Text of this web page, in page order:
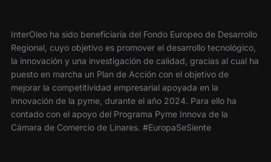
InterOleo ha sido beneficiaria del Fondo Europeo de Desarrollo
Regional, cuyo objetivo es promover el desarrollo tecnológico,
la innovación y una investigación de calidad, gracias al cual ha
puesto en marcha un Plan de Acción con el objetivo de
mejorar la competitividad empresarial apoyada en la
innovación de la pyme, durante el año 2024. Para ello ha
contado con el apoyo del Programa Pyme Innova de la
Cámara de Comercio de Linares. #EuropaSeSiente